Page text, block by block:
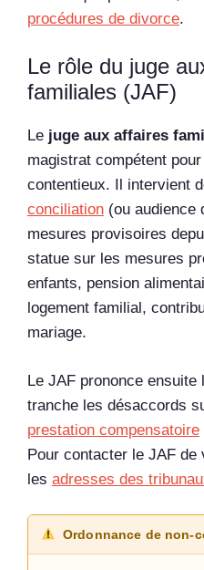
procédures de divorce.
Le rôle du juge
familiales (JAF)
Le juge aux affaires
magistrat compétent
contentieux. Il intervient
conciliation (ou audience
mesures provisoires
statue sur les mesures
enfants, pension
logement familial,
mariage.
Le JAF prononce
tranche les désaccords
prestation compensatoire
Pour contacter le JAF
les adresses des
Ordonnance de non-